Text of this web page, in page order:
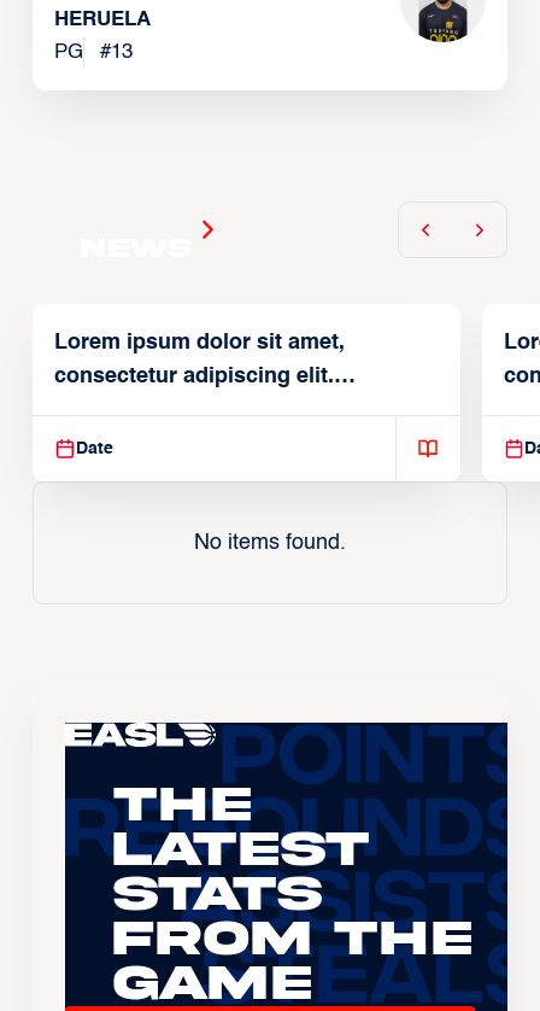
HERUELA
PG
#13
Lorem ipsum dolor sit amet,
consectetur adipiscing elit.
Suspendisse varius enim in
Date
No items found.
The
Latest
Stats
From the
Game